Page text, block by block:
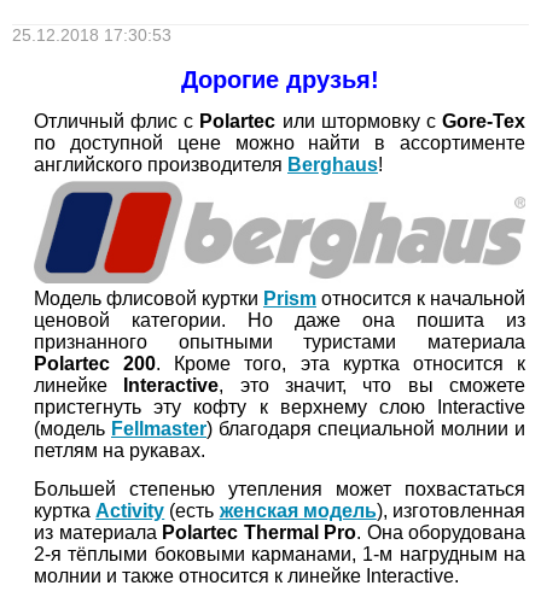
25.12.2018 17:30:53
Дорогие друзья!
Отличный флис с Polartec или штормовку сGore-Tex
по доступной цене можно найти в ассортименте
английского производителя Berghaus!
Модель флисовой куртки Prism относится к начальной
ценовой категории. Но даже она пошита из
признанного опытными туристами материала
Polartec 200. Кроме того, эта куртка относится к
линейке
Interactive, это значит, что вы сможете
пристегнуть эту кофту к верхнему слою Interactive
(модель Fellmaster) благодаря специальной молнии и
петлям на рукавах.
Большей степенью утепления может похвастаться
курткаActivity (есть женская модель), изготовленная
из материала Polartec Thermal Pro. Она оборудована
2-я тёплыми боковыми карманами, 1-м нагрудным на
молнии и также относится к линейке Interactive.